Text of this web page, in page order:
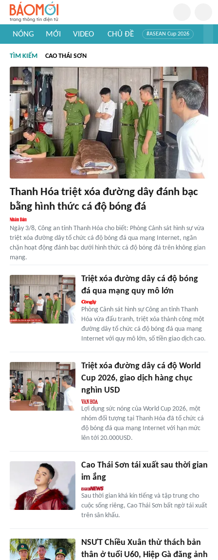
NÓNG MỚI VIDEO CHỦ ĐỀ #ASEAN Cup 2026
#Khám phá thế giới
TÌM KIẾM CAO THÁI SƠN
Thanh Hóa triệt xóa đường dây đánh bạc
bằng hình thức cá độ bóng đá
Ngày 3/8, Công an tỉnh Thanh Hóa cho biết: Phòng Cảnh sát hình sự vừa
triệt xóa đường dây tổ chức cá độ bóng đá qua mạng Internet, ngăn
chặn hoạt động đánh bạc dưới hình thức cá độ bóng đá trên không gian
mạng.
Triệt xóa đường dây cá độ bóng
đá qua mạng quy mô lớn
Phòng Cảnh sát hình sự Công an tỉnh Thanh
Hóa vừa đấu tranh, triệt xóa thành công một
đường dây tổ chức cá độ bóng đá qua mạng
Internet với quy mô lớn, số tiền giao dịch cao.
Triệt xóa đường dây cá độ World
Cup 2026, giao dịch hàng chục
nghìn USD
Lợi dụng sức nóng của World Cup 2026, một
nhóm đối tượng tại Thanh Hóa đã tổ chức cá
độ bóng đá qua mạng Internet với hạn mức
lên tới 20.000USD.
Cao Thái Sơn tái xuất sau thời gian
im ắng
Sau thời gian khá kín tiếng và tập trung cho
cuộc sống riêng, Cao Thái Sơn bất ngờ tái xuất
trên sân khấu.
NSƯT Chiều Xuân thử thách bản
thân ở tuổi U60, Hiệp Gà đăng ảnh